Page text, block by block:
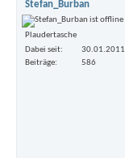
Stefan_Burban
Plaudertasche
Dabei seit
30.01.2011
Beiträge
586